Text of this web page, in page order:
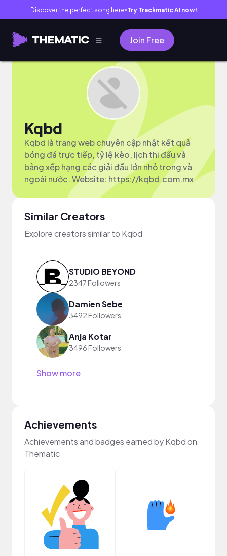
Discover the perfect song here● Try Trackmatic AI now!
Join Free
Kqbd
Kqbd là trang web chuyên cập nhật kết quả
bóng đá trực tiếp, tỷ lệ kèo, lịch thi đấu và
bảng xếp hạng các giải đấu lớn nhỏ trong và
ngoài nước. Website: https://kqbd.com.mx
Similar Creators
Explore creators similar to Kqbd
STUDIO BEYOND
2347 Followers
Damien Sebe
3492 Followers
Anja Kotar
3496 Followers
Show more
Achievements
Achievements and badges earned by Kqbd on
Thematic